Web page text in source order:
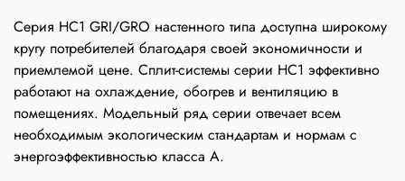
Серия HC1 GRI/GRO настенного типа доступна широкому
кругу потребителей благодаря своей экономичности и
приемлемой цене. Сплит-системы серии HC1 эффективно
работают на охлаждение, обогрев и вентиляцию в
помещениях. Модельный ряд серии отвечает всем
необходимым экологическим стандартам и нормам с
энергоэффективностью класса А.